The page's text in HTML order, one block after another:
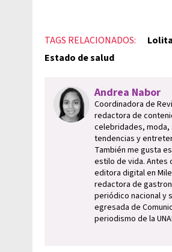
TAGS RELACIONADOS:
Estado de salud
Andrea Nabor
Coordinadora de
redactora de
celebridades, moda,
tendencias y
También me gusta
estilo de vida. Antes
editora digital en
redactora de
periódico nacional y
egresada de
periodismo de la